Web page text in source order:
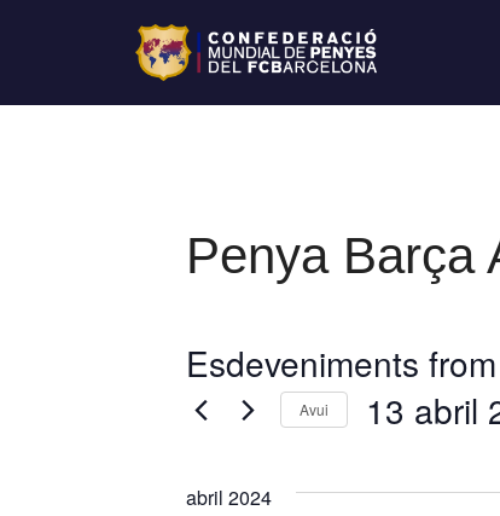
Penya Barça
Esdeveniments
Avui 13 abril
abril 2024